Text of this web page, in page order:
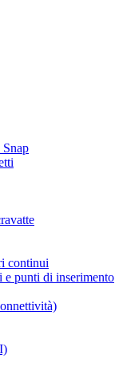
Snap
continui
e punti di inserimento